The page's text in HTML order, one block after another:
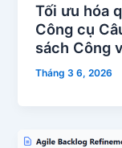
Tối ưu hóa
Công cụ
sách Công
Tháng 3 6, 2026